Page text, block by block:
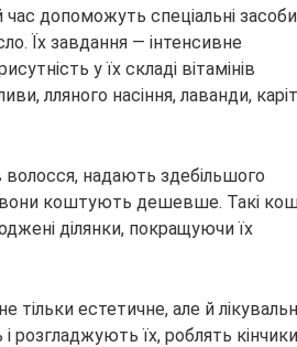
допоможуть спеціальні
Їх завдання — інтенсивне
у їх складі вітамінів
лляного насіння, лаванди,
волосся, надають здебільшого
вони коштують дешевше. Такі
ділянки, покращуючи їх
тільки естетичне, але й
їх, роблять кінчики